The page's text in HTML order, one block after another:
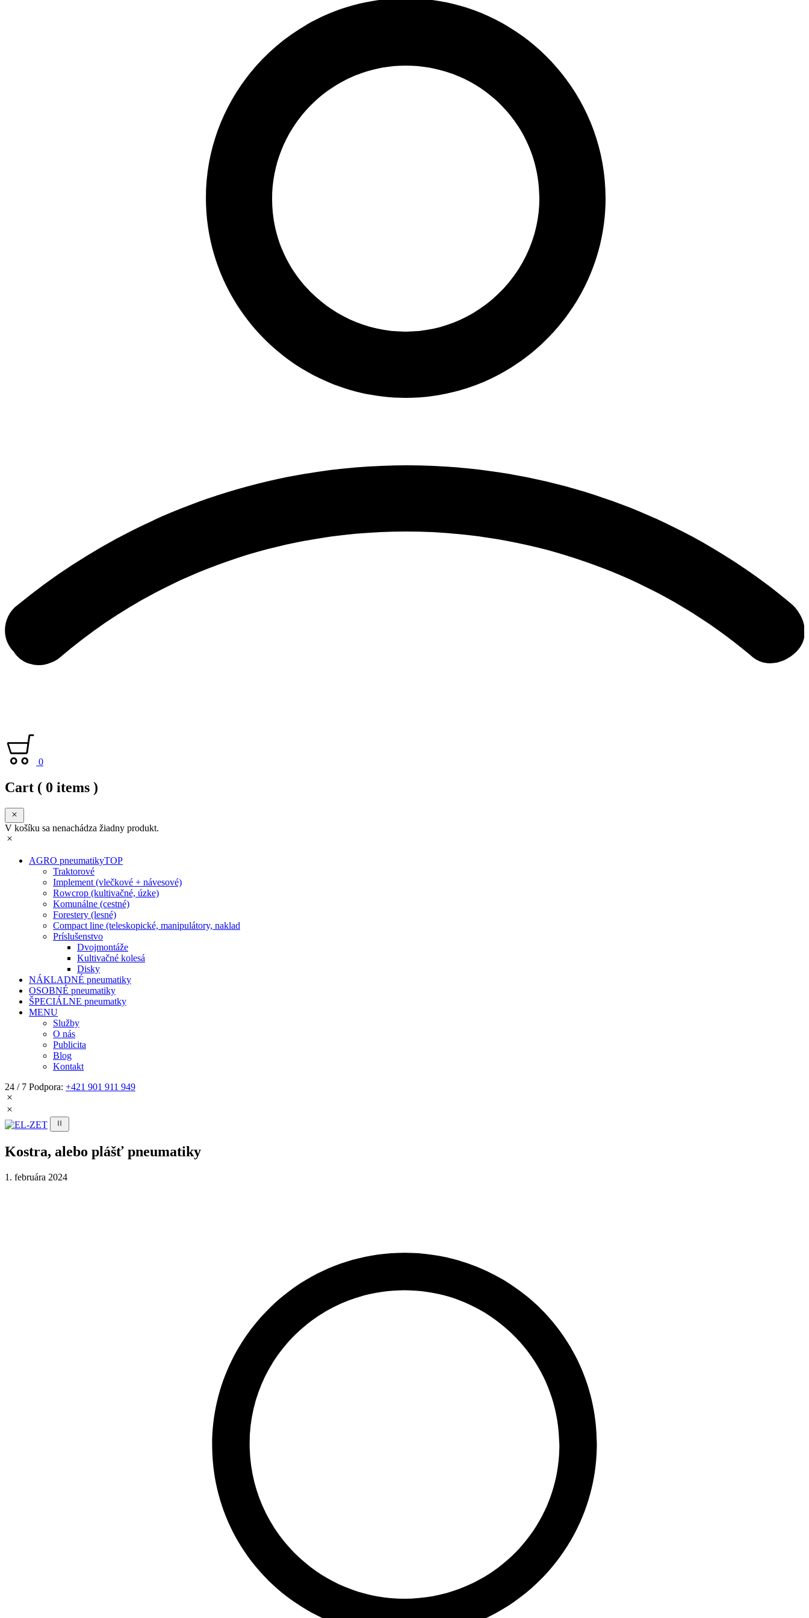
0
Cart ( 0 items )
V košíku sa nenachádza žiadny produkt.
AGRO pneumatikyTOP
Traktorové
Implement (vlečkové + návesové)
Rowcrop (kultivačné, úzke)
Komunálne (cestné)
Forestery (lesné)
Compact line (teleskopické, manipulátory, naklad
Príslušenstvo
Dvojmontáže
Kultivačné kolesá
Disky
NÁKLADNÉ pneumatiky
OSOBNÉ pneumatiky
ŠPECIÁLNE pneumatky
MENU
Služby
O nás
Publicita
Blog
Kontakt
24 / 7 Podpora: +421 901 911 949
Kostra, alebo plášť pneumatiky
1. februára 2024